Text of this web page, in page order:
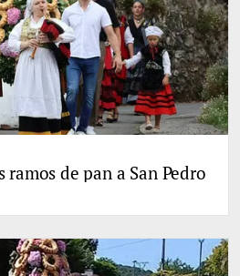
ramos de pan a San Pedro